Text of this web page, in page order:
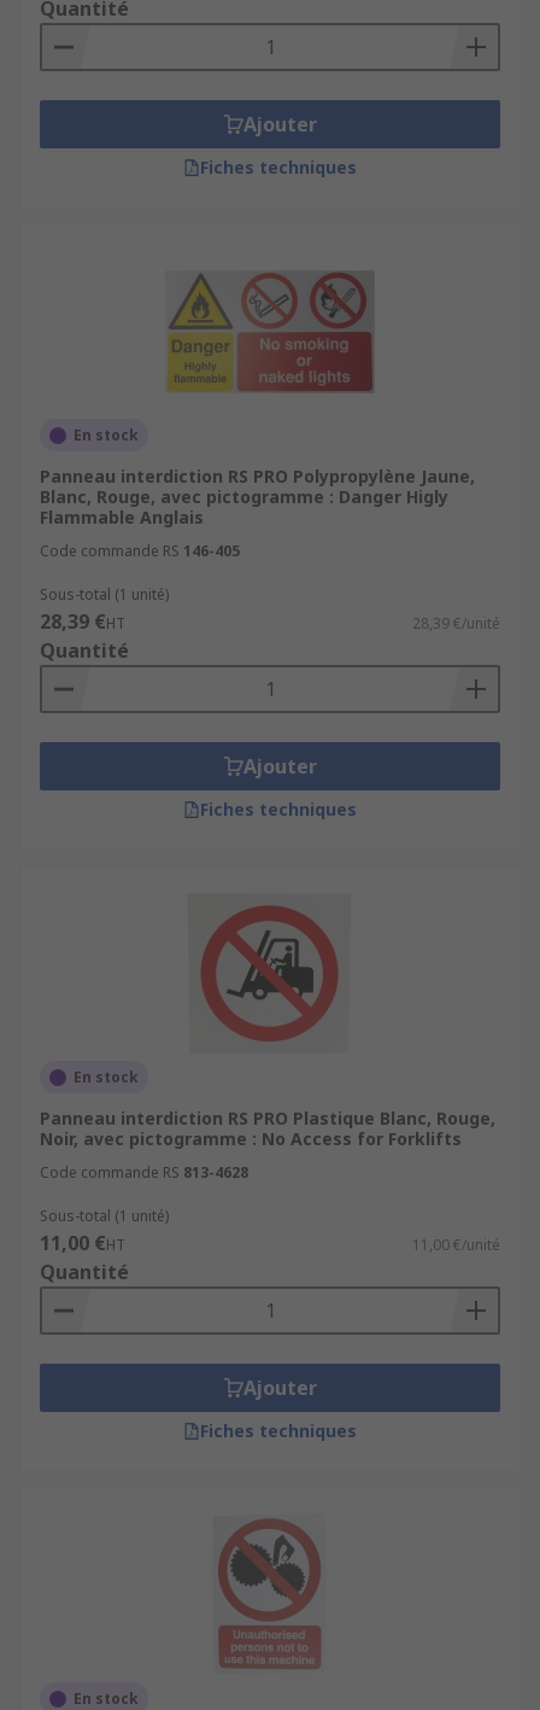
Quantité
Ajouter
Fiches techniques
En stock
Panneau interdiction RS PRO Polypropylène Jaune,
Blanc, Rouge, avec pictogramme : Danger Higly
Flammable Anglais
Code commande RS 146-405
Sous-total (1 unité)
28,39 €HT 28,39 €/unité
Quantité
Ajouter
Fiches techniques
En stock
Panneau interdiction RS PRO Plastique Blanc, Rouge,
Noir, avec pictogramme : No Access for Forklifts
Code commande RS 813-4628
Sous-total (1 unité)
11,00 €HT 11,00 €/unité
Quantité
Ajouter
Fiches techniques
En stock